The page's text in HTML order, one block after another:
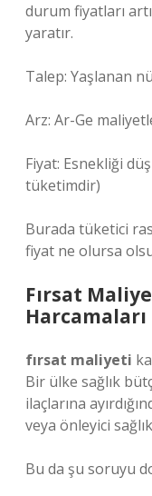
durum fiyatları
yaratır.
Talep: Yaşlanan
Arz: Ar-Ge
Fiyat: Esnekliği
tüketimdir)
Burada tüketici
fiyat ne olursa
Fırsat
Harcamaları
fırsat maliyeti
Bir ülke sağlık
ilaçlarına
veya önleyici
Bu da şu soruyu